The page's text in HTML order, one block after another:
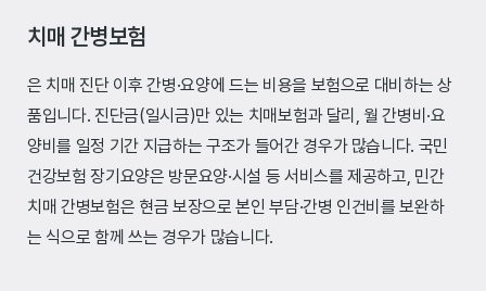
치매 간병보험
은 치매 진단 이후 간병·요양에 드는 비용을 보험으로 대비하는 상
품입니다. 진단금(일시금)만 있는 치매보험과 달리, 월 간병비·요
양비를 일정 기간 지급하는 구조가 들어간 경우가 많습니다. 국민
건강보험 장기요양은 방문요양·시설 등 서비스를 제공하고, 민간
치매 간병보험은 현금 보장으로 본인 부담·간병 인건비를 보완하
는 식으로 함께 쓰는 경우가 많습니다.